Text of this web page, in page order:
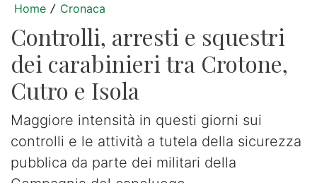
Home / Cronaca
Controlli, arresti e squestri
dei carabinieri tra Crotone,
Cutro e Isola
Maggiore intensità in questi giorni sui
controlli e le attività a tutela della sicurezza
pubblica da parte dei militari della